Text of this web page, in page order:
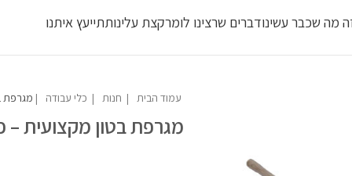
משלוח חבילות מדלת לדלת 2-4 ימי עסקים - 70-120 ש``ח
מה שכבר עשינודברים שרצינו לומרקצת עלינותתייעץ איתנו
עמוד הבית
מגרפת בטון מקצועית –